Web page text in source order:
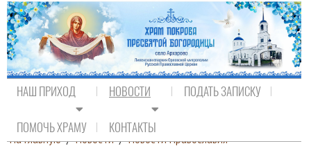
НАШ ПРИХОД НОВОСТИ ПОДАТЬ ЗАПИСКУ
ПОМОЧЬ ХРАМУ КОНТАКТЫ
На главную / Новости / Новости Православия